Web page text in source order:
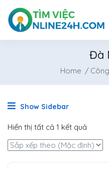
Đà
Home
Show Sidebar
Hiển thị tất cả 1 kết quả